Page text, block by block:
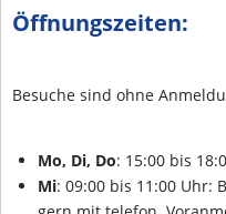
Öffnungszeiten:
Besuche sind ohne
Mo, Di, Do: 15:00 bis
Mi: 09:00 bis 11:00 Uhr: